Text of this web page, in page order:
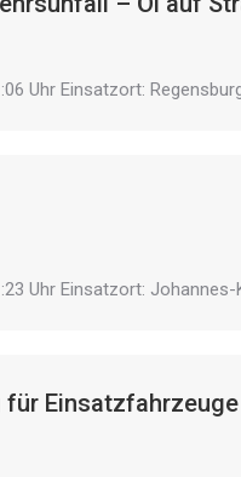
Uhr Einsatzort:
Uhr Einsatzort: Johannes-
Einsatzfahrzeuge